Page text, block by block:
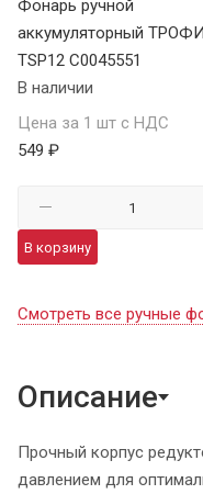
Фонарь ручной
аккумуляторный ТРОФИ
TSP12 C0045551
В наличии
Цена за 1 шт с НДС
549 ₽
В корзину
Смотреть все ручные
Описание
Прочный корпус
давлением для